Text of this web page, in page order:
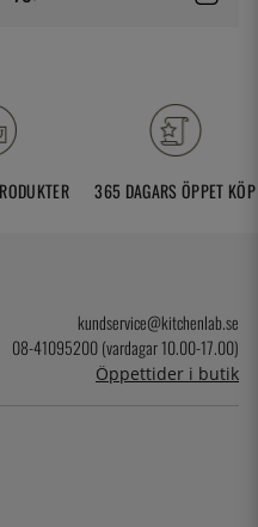
365 DAGARS ÖPPET KÖP
kundservice@kitchenlab.se
08-41095200 (vardagar 10.00-17.00)
Öppettider i butik